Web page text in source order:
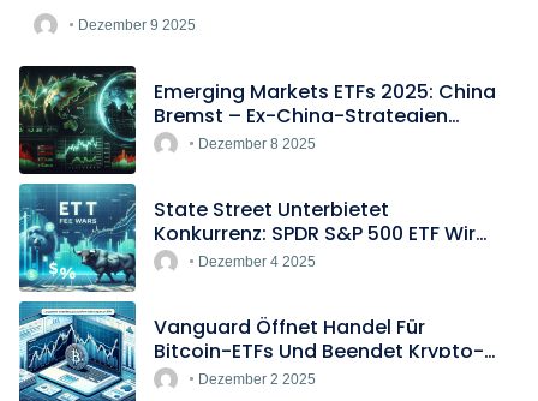
Dezember 9 2025
Emerging Markets ETFs 2025: China
Bremst – Ex-China-Strategien
BoomenDezember 8 2025
State Street Unterbietet
Konkurrenz: SPDR S&P 500 ETF Wird
Europas Günstigster Indextracker
Dezember 4 2025
Vanguard Öffnet Handel Für
Bitcoin-ETFs Und Beendet Krypto-
BlockadeDezember 2 2025